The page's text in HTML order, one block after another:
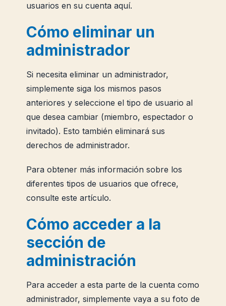
usuarios en su cuenta aquí.
Cómo eliminar un
administrador
Si necesita eliminar un administrador,
simplemente siga los mismos pasos
anteriores y seleccione el tipo de usuario al
que desea cambiar (miembro, espectador o
invitado). Esto también eliminará sus
derechos de administrador.
Para obtener más información sobre los
diferentes tipos de usuarios que ofrece,
consulte este artículo.
Cómo acceder a la
sección de
administración
Para acceder a esta parte de la cuenta como
administrador, simplemente vaya a su foto de